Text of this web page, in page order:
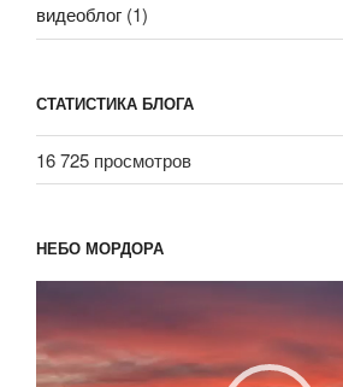
видеоблог (1)
СТАТИСТИКА БЛОГА
16 725 просмотров
НЕБО МОРДОРА